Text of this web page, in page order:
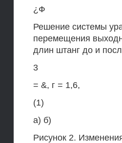
¿Ф
Решение системы
перемещения
длин штанг до и
3
= &, г = 1,6,
(1)
а) б)
Рисунок 2.